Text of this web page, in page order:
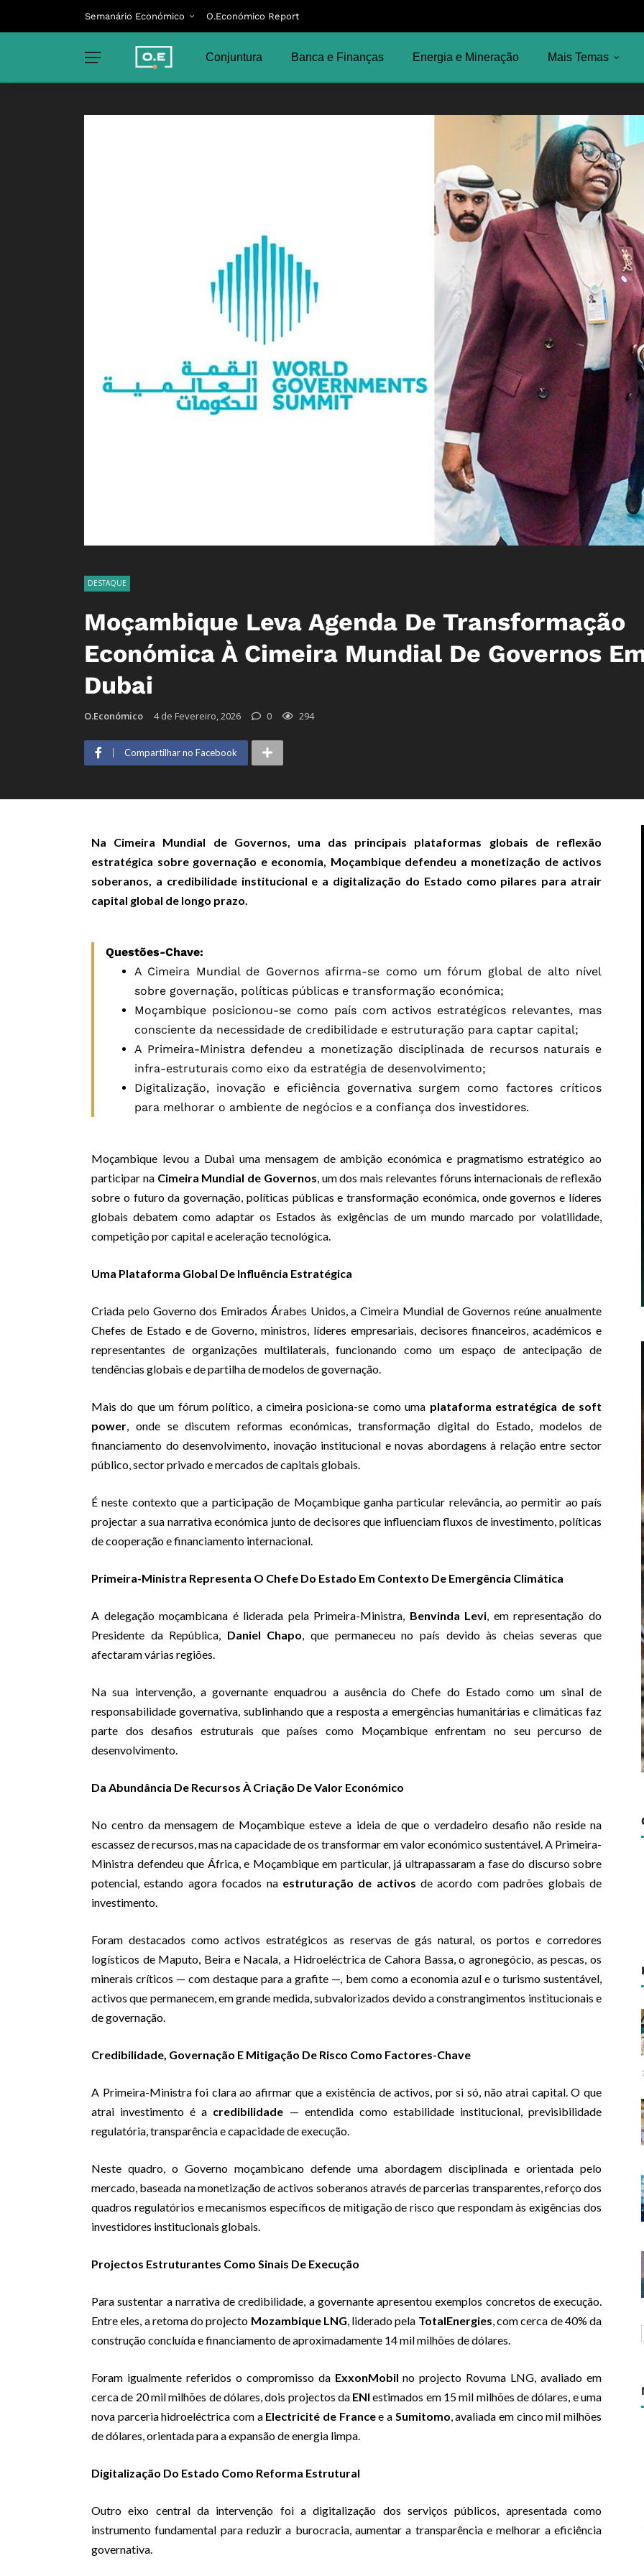
Semanário Económico O.Económico Report
Conjuntura Banca e Finanças Energia e Mineração Mais Temas
DESTAQUE
Moçambique Leva Agenda De Transformação
Económica À Cimeira Mundial De Governos
Dubai
O.Económico 4 de Fevereiro, 2026 0 294
Compartilhar no Facebook
Na Cimeira Mundial de Governos, uma das principais plataformas globais de reflexão
estratégica sobre governação e economia, Moçambique defendeu a monetização de activos
soberanos, a credibilidade institucional e a digitalização do Estado como pilares para atrair
capital global de longo prazo.
Questões-Chave:
A Cimeira Mundial de Governos afirma-se como um fórum global de alto nível
sobre governação, políticas públicas e transformação económica;
Moçambique posicionou-se como país com activos estratégicos relevantes, mas
consciente da necessidade de credibilidade e estruturação para captar capital;
A Primeira-Ministra defendeu a monetização disciplinada de recursos naturais e
infra-estruturais como eixo da estratégia de desenvolvimento;
Digitalização, inovação e eficiência governativa surgem como factores críticos
para melhorar o ambiente de negócios e a confiança dos investidores.
Moçambique levou a Dubai uma mensagem de ambição económica e pragmatismo estratégico ao
participar na Cimeira Mundial de Governos, um dos mais relevantes fóruns internacionais de reflexão
sobre o futuro da governação, políticas públicas e transformação económica, onde governos e líderes
globais debatem como adaptar os Estados às exigências de um mundo marcado por volatilidade,
competição por capital e aceleração tecnológica.
Uma Plataforma Global De Influência Estratégica
Criada pelo Governo dos Emirados Árabes Unidos, a Cimeira Mundial de Governos reúne anualmente
Chefes de Estado e de Governo, ministros, líderes empresariais, decisores financeiros, académicos e
representantes de organizações multilaterais, funcionando como um espaço de antecipação de
tendências globais e de partilha de modelos de governação.
Mais do que um fórum político, a cimeira posiciona-se como uma plataforma estratégica de soft
power, onde se discutem reformas económicas, transformação digital do Estado, modelos de
financiamento do desenvolvimento, inovação institucional e novas abordagens à relação entre sector
público, sector privado e mercados de capitais globais.
É neste contexto que a participação de Moçambique ganha particular relevância, ao permitir ao país
projectar a sua narrativa económica junto de decisores que influenciam fluxos de investimento, políticas
de cooperação e financiamento internacional.
Primeira-Ministra Representa O Chefe Do Estado Em Contexto De Emergência Climática
A delegação moçambicana é liderada pela Primeira-Ministra, Benvinda Levi, em representação do
Presidente da República, Daniel Chapo, que permaneceu no país devido às cheias severas que
afectaram várias regiões.
Na sua intervenção, a governante enquadrou a ausência do Chefe do Estado como um sinal de
responsabilidade governativa, sublinhando que a resposta a emergências humanitárias e climáticas faz
parte dos desafios estruturais que países como Moçambique enfrentam no seu percurso de
desenvolvimento.
Da Abundância De Recursos À Criação De Valor Económico
No centro da mensagem de Moçambique esteve a ideia de que o verdadeiro desafio não reside na
escassez de recursos, mas na capacidade de os transformar em valor económico sustentável. A Primeira-
Ministra defendeu que África, e Moçambique em particular, já ultrapassaram a fase do discurso sobre
potencial, estando agora focados na estruturação de activos de acordo com padrões globais de
investimento.
Foram destacados como activos estratégicos as reservas de gás natural, os portos e corredores
logísticos de Maputo, Beira e Nacala, a Hidroeléctrica de Cahora Bassa, o agronegócio, as pescas, os
minerais críticos — com destaque para a grafite —, bem como a economia azul e o turismo sustentável,
activos que permanecem, em grande medida, subvalorizados devido a constrangimentos institucionais e
de governação.
Credibilidade, Governação E Mitigação De Risco Como Factores-Chave
A Primeira-Ministra foi clara ao afirmar que a existência de activos, por si só, não atrai capital. O que
atrai investimento é a credibilidade — entendida como estabilidade institucional, previsibilidade
regulatória, transparência e capacidade de execução.
Neste quadro, o Governo moçambicano defende uma abordagem disciplinada e orientada pelo
mercado, baseada na monetização de activos soberanos através de parcerias transparentes, reforço dos
quadros regulatórios e mecanismos específicos de mitigação de risco que respondam às exigências dos
investidores institucionais globais.
Projectos Estruturantes Como Sinais De Execução
Para sustentar a narrativa de credibilidade, a governante apresentou exemplos concretos de execução.
Entre eles, a retoma do projecto Mozambique LNG, liderado pela TotalEnergies, com cerca de 40% da
construção concluída e financiamento de aproximadamente 14 mil milhões de dólares.
Foram igualmente referidos o compromisso da ExxonMobil no projecto Rovuma LNG, avaliado em
cerca de 20 mil milhões de dólares, dois projectos da ENI estimados em 15 mil milhões de dólares, e uma
nova parceria hidroeléctrica com a Electricité de Francee a Sumitomo, avaliada em cinco mil milhões
de dólares, orientada para a expansão de energia limpa.
Digitalização Do Estado Como Reforma Estrutural
Outro eixo central da intervenção foi a digitalização dos serviços públicos, apresentada como
instrumento fundamental para reduzir a burocracia, aumentar a transparência e melhorar a eficiência
governativa.